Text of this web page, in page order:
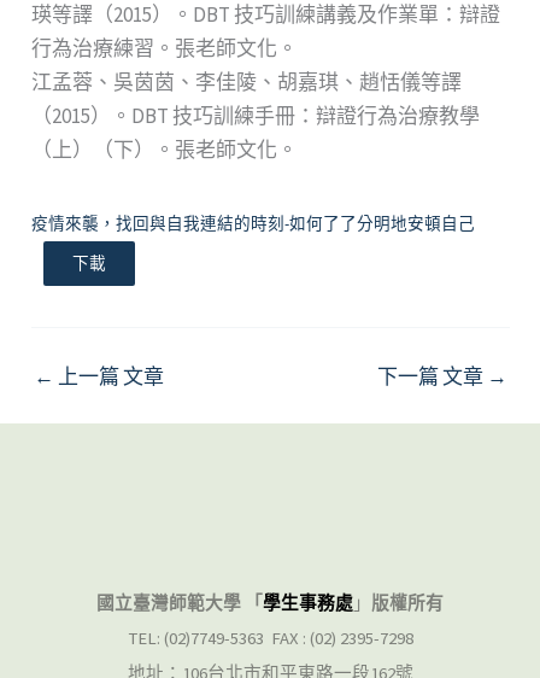
瑛等譯（2015）。DBT 技巧訓練講義及作業單：辯證
行為治療練習。張老師文化。
江孟蓉、吳茵茵、李佳陵、胡嘉琪、趙恬儀等譯
（2015）。DBT 技巧訓練手冊：辯證行為治療教學
（上）（下）。張老師文化。
疫情來襲，找回與自我連結的時刻-如何了了分明地安頓自己
下載
← 上一篇 文章 下一篇 文章 →
國立臺灣師範大學 「學生事務處 」 版權所有
TEL: (02)7749-5363 FAX : (02) 2395-7298
地址：106台北市和平東路一段162號